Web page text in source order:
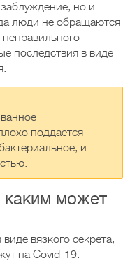
но и
люди не обращаются
последствия в виде
поддается
и
каким может
вязкого секрета,
на Covid-19.